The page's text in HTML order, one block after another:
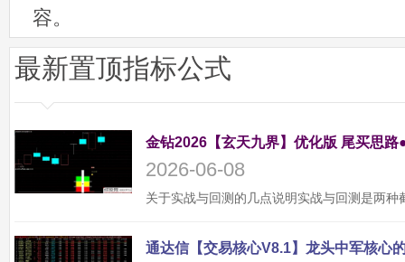
容。
最新置顶指标公式
金钻2026【玄天九界】优化版 尾买思
2026-06-08